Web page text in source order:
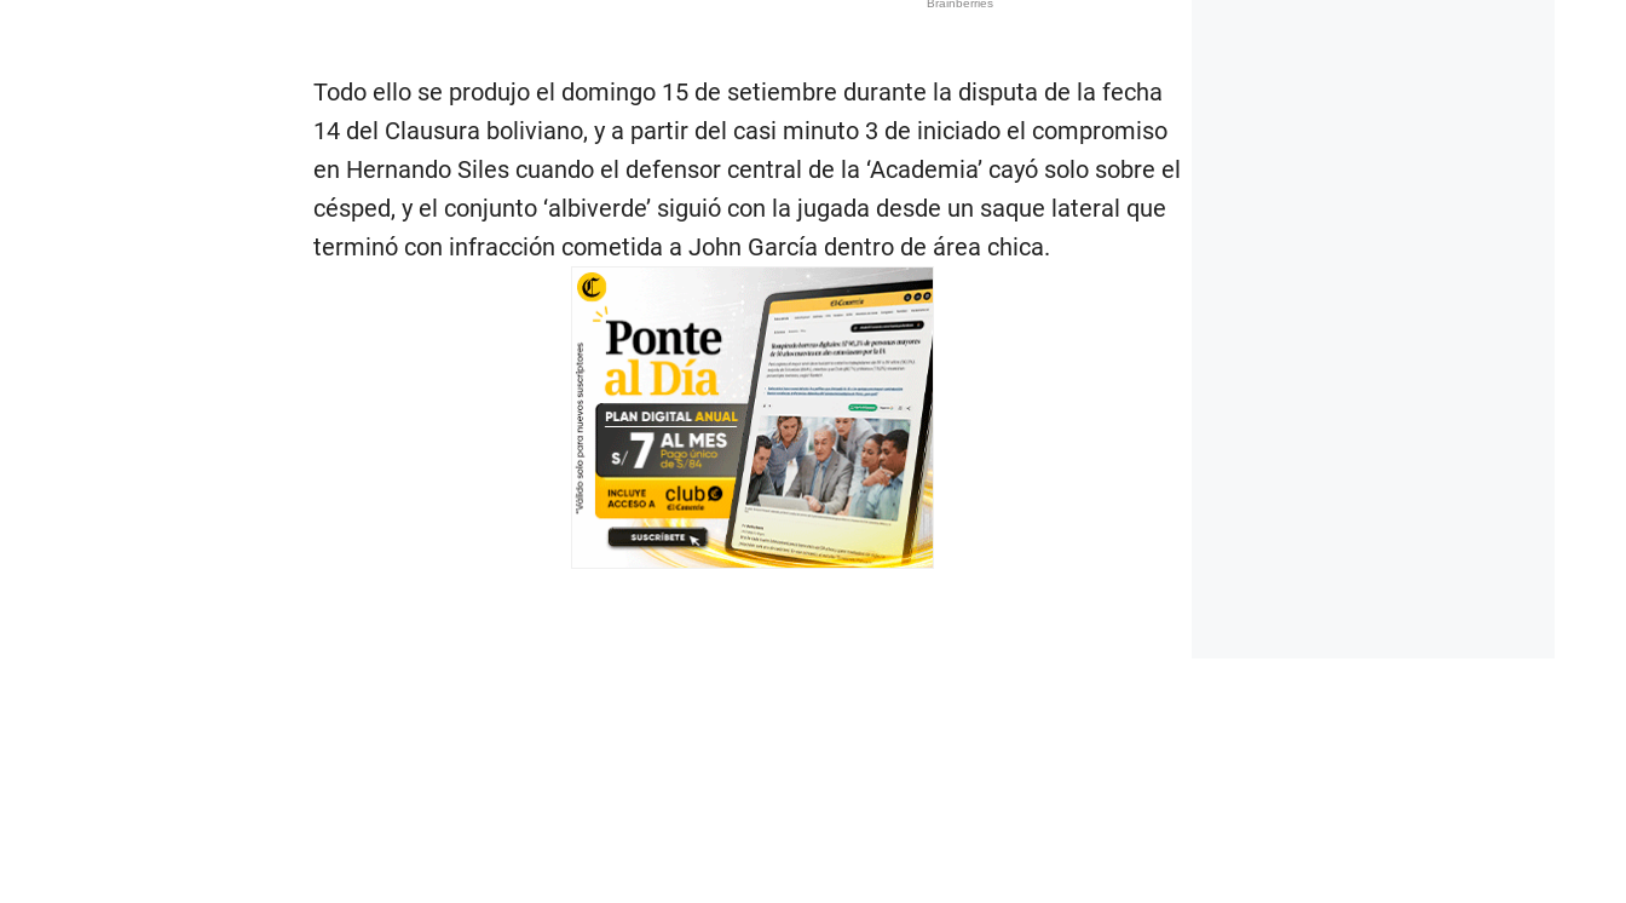
Todo ello se produjo el domingo 15 de setiembre durante la disputa de la fecha
14 del Clausura boliviano, y a partir del casi minuto 3 de iniciado el compromiso
en Hernando Siles cuando el defensor central de la ‘Academia’ cayó solo sobre el
césped, y el conjunto ‘albiverde’ siguió con la jugada desde un saque lateral que
terminó con infracción cometida a John García dentro de área chica.